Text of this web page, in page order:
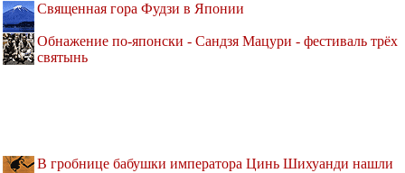
Священная гора Фудзи в Японии
Обнажение по-японски - Сандзя Мацури - фестиваль трёх
святынь
В гробнице бабушки императора Цинь Шихуанди нашли